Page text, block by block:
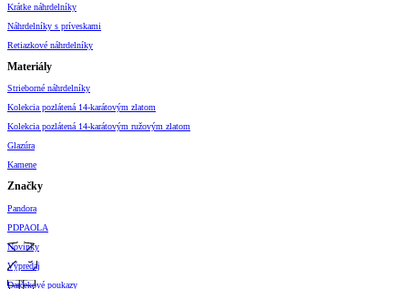
Krátke náhrdelníky
Náhrdelníky s príveskami
Retiazkové náhrdelníky
Materiály
Strieborné náhrdelníky
Kolekcia pozlátená 14-karátovým zlatom
Kolekcia pozlátená 14-karátovým ružovým zlatom
Glazúra
Kamene
Značky
Pandora
PDPAOLA
Novinky
Výpredaj
Darčekové poukazy